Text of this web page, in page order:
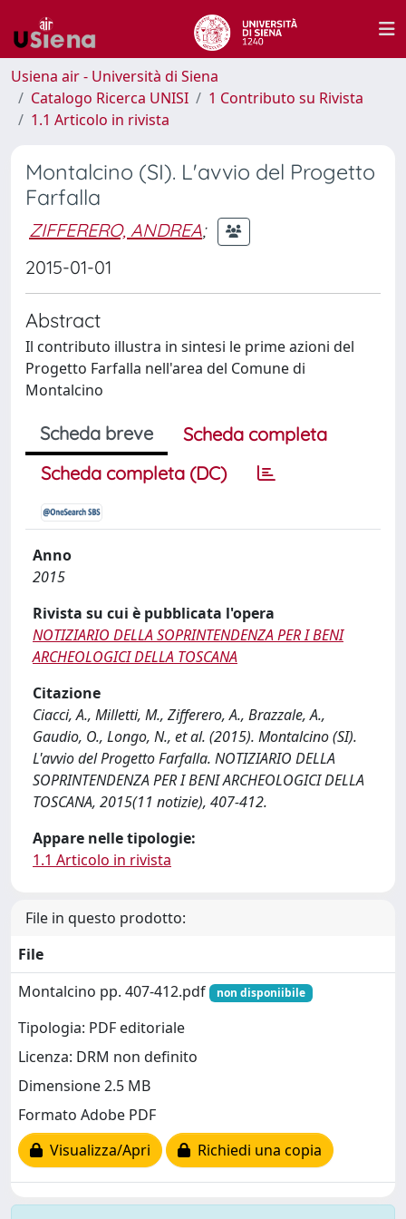
Usiena air - Università di Siena
Catalogo Ricerca UNISI
1 Contributo su Rivista
1.1 Articolo in rivista
Montalcino (SI). L'avvio del Progetto
Farfalla
ZIFFERERO, ANDREA;
2015-01-01
Abstract
Il contributo illustra in sintesi le prime azioni del
Progetto Farfalla nell'area del Comune di
Montalcino
Scheda breve
Scheda completa
Scheda completa (DC)
Anno
2015
Rivista su cui è pubblicata l'opera
NOTIZIARIO DELLA SOPRINTENDENZA PER I BENI
ARCHEOLOGICI DELLA TOSCANA
Citazione
Ciacci, A., Milletti, M., Zifferero, A., Brazzale, A.,
Gaudio, O., Longo, N., et al. (2015). Montalcino (SI).
L'avvio del Progetto Farfalla. NOTIZIARIO DELLA
SOPRINTENDENZA PER I BENI ARCHEOLOGICI DELLA
TOSCANA, 2015(11 notizie), 407-412.
Appare nelle tipologie:
1.1 Articolo in rivista
File in questo prodotto:
File
Montalcino pp. 407-412.pdf
non disponiibile
Tipologia: PDF editoriale
Licenza: DRM non definito
Dimensione 2.5 MB
Formato Adobe PDF
Visualizza/Apri
Richiedi una copia